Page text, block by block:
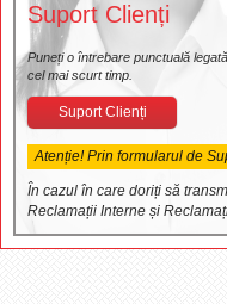
Suport Clienți
Puneți o întrebare punctuală
cel mai scurt timp.
Suport Clienți
Atenție! Prin formularul de
În cazul în care doriți să
Reclamații Interne și